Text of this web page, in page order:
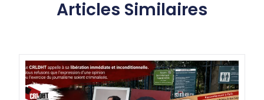
Articles Similaires